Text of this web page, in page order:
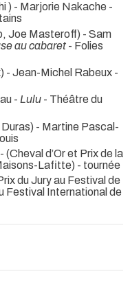
) - Marjorie Nakache -
Joe Masteroff) - Sam
au cabaret - Folies
- Jean-Michel Rabeux -
- Lulu - Théâtre du
- Martine Pascal-
(Cheval d’Or et Prix de la
Lafitte) - tournée
du Jury au Festival de
Festival International de